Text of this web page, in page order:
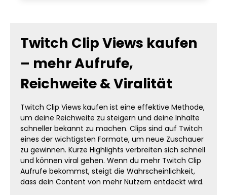
Twitch Clip Views kaufen
– mehr Aufrufe,
Reichweite & Viralität
Twitch Clip Views kaufen ist eine effektive Methode,
um deine Reichweite zu steigern und deine Inhalte
schneller bekannt zu machen. Clips sind auf Twitch
eines der wichtigsten Formate, um neue Zuschauer
zu gewinnen. Kurze Highlights verbreiten sich schnell
und können viral gehen. Wenn du mehr Twitch Clip
Aufrufe bekommst, steigt die Wahrscheinlichkeit,
dass dein Content von mehr Nutzern entdeckt wird.